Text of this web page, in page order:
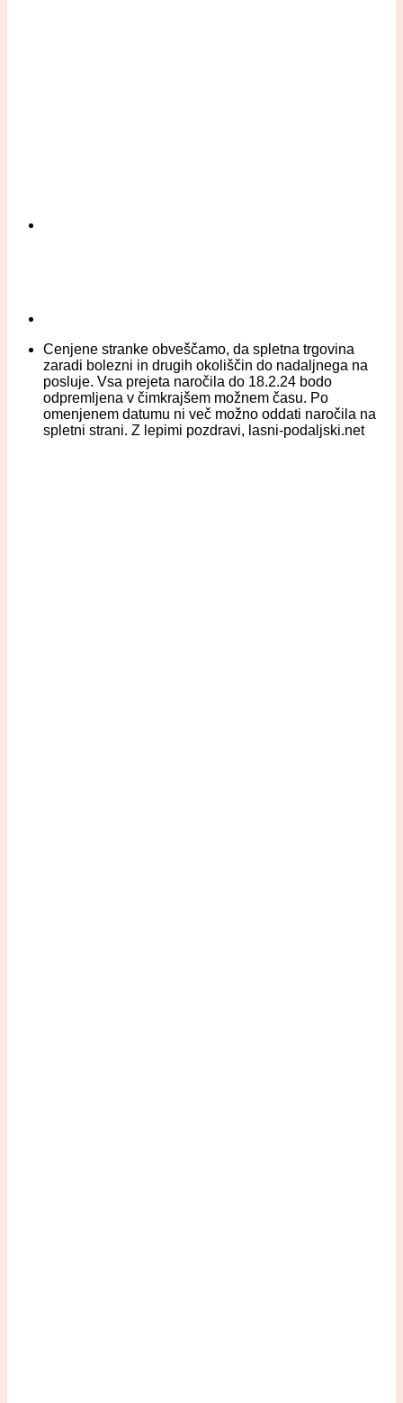
Cenjene stranke obveščamo, da spletna trgovina
zaradi bolezni in drugih okoliščin do nadaljnega na
posluje. Vsa prejeta naročila do 18.2.24 bodo
odpremljena v čimkrajšem možnem času. Po
omenjenem datumu ni več možno oddati naročila na
spletni strani. Z lepimi pozdravi, lasni-podaljski.net